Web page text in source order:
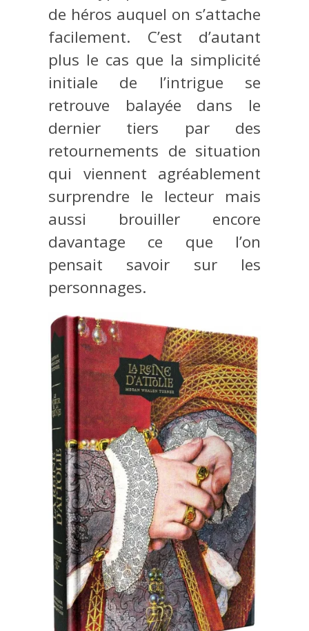
de héros auquel on s’attache
facilement. C’est d’autant
plus le cas que la simplicité
initiale de l’intrigue se
retrouve balayée dans le
dernier tiers par des
retournements de situation
qui viennent agréablement
surprendre le lecteur mais
aussi brouiller encore
davantage ce que l’on
pensait savoir sur les
personnages.